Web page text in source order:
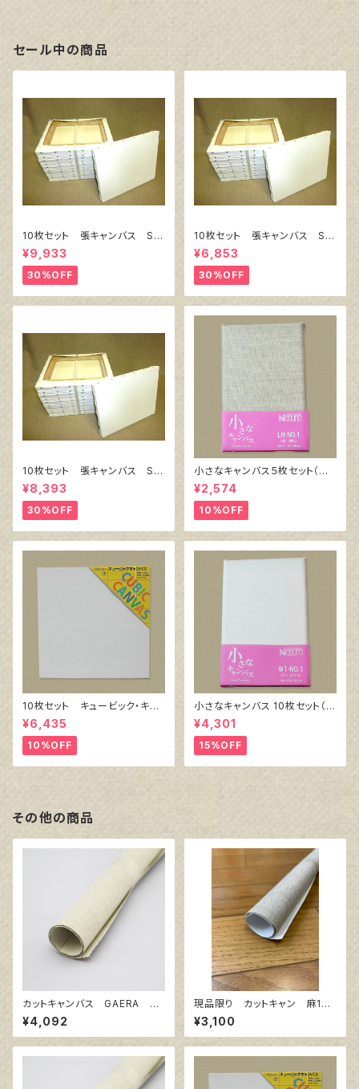
セール中の商品
10枚セット 張キャンバス Sn
owWhite SPC（綿・ポリエステ
ル）F8 455㎜×380㎜
¥9,933
30%OFF
10枚セット 張キャンバス Sn
owWhite SPC（綿・ポリエステ
ル）F4 333㎜×242㎜
¥6,853
30%OFF
10枚セット 張キャンバス Sn
owWhite SPC（綿・ポリエステ
ル）F6 410㎜×318㎜
¥8,393
30%OFF
小さなキャンバス５枚セット（麻
キャンバス裏面張り）
¥2,574
10%OFF
10枚セット キュービック・キャ
ンバス白（縦150㎜×横150㎜×
厚38㎜）
¥6,435
10%OFF
小さなキャンバス 10枚セット（ホ
ワイト塗りキャンバス張り）
¥4,301
15%OFF
その他の商品
カットキャンバス GAERA F
S20
¥4,092
現品限り カットキャン 麻10
0％ F15 (3枚組)
¥3,100